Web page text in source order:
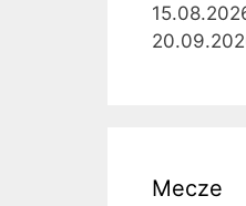
Mecze